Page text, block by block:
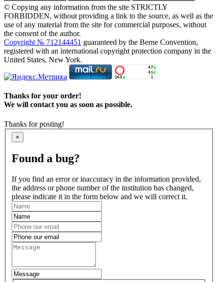
© Copying any information from the site STRICTLY
FORBIDDEN, without providing a link to the source, as well as the
use of any material from the site for commercial purposes, without
the consent of the author.
Copyright № 712144451 guaranteed by the Berne Convention,
registered with an international copyright protection company in the
United States, New York.
Thanks for your order!
We will contact you as soon as possible.
Thanks for posting!
×
Found a bug?
If you find an error or inaccuracy in the information provided,
the address or phone number of the institution has changed,
please indicate it in the form below and we will correct it.